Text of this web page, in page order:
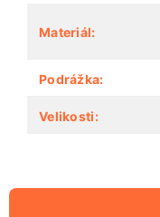
Materiál:
Podrážka:
Velikosti: